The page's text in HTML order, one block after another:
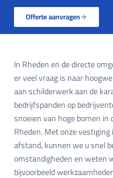
Offerte aanvragen
In Rheden en de directe
er veel vraag is naar
aan schilderwerk aan de
bedrijfspanden op
snoeien van hoge bomen
Rheden. Met onze
afstand, kunnen we u snel
omstandigheden en weten
bijvoorbeeld